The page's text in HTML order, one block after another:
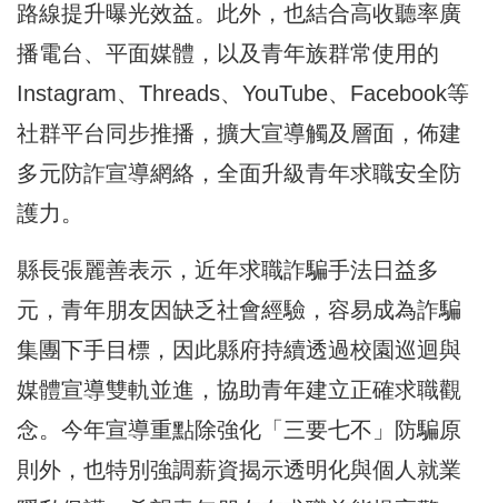
路線提升曝光效益。此外，也結合高收聽率廣
播電台、平面媒體，以及青年族群常使用的
Instagram、Threads、YouTube、Facebook等
社群平台同步推播，擴大宣導觸及層面，佈建
多元防詐宣導網絡，全面升級青年求職安全防
護力。
縣長張麗善表示，近年求職詐騙手法日益多
元，青年朋友因缺乏社會經驗，容易成為詐騙
集團下手目標，因此縣府持續透過校園巡迴與
媒體宣導雙軌並進，協助青年建立正確求職觀
念。今年宣導重點除強化「三要七不」防騙原
則外，也特別強調薪資揭示透明化與個人就業